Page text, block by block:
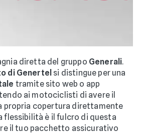
diretta del gruppo Generali.
di Genertel si distingue per una
tramite sito web o app
ai motociclisti di avere il
propria copertura direttamente
flessibilità è il fulcro di questa
il tuo pacchetto assicurativo